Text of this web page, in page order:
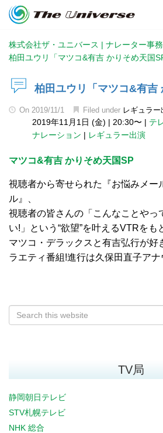
株式会社ザ・ユニバース | ナレーター事
柏田ユウリ「マツコ&有吉 かりそめ天国SP
柏田ユウリ「マツコ&有吉
On 2019/11/1 Filed under レギュラー
2019年11月1日 (金) | 20:30〜 | テ
ナレーション | レギュラー出演
マツコ&有吉 かりそめ天国SP
視聴者から寄せられた『お悩みメー
ル』、
視聴者の皆さんの「こんなことやっ
い!」という“欲望”を叶えるVTRをも
マツコ・デラックスと有吉弘行が好
ラエティ番組!進行は久保田直子アナ
TV局
静岡朝日テレビ
STV札幌テレビ
NHK 総合